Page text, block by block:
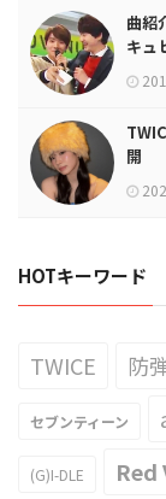
曲紹
キュ
開
HOTキーワード
TWICE 防
セブンティーン
(G)I-DLE Red